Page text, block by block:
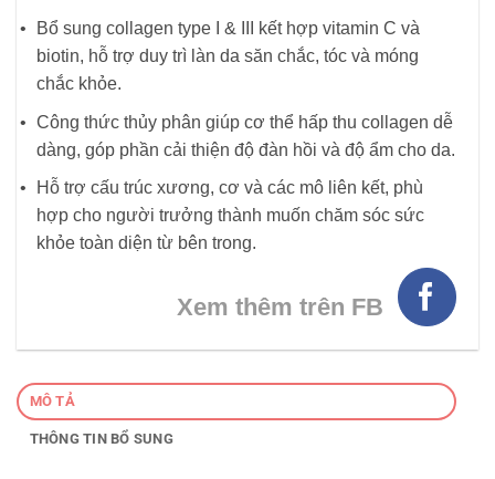
Bổ sung collagen type I & III kết hợp vitamin C và
biotin, hỗ trợ duy trì làn da săn chắc, tóc và móng
chắc khỏe.
Công thức thủy phân giúp cơ thể hấp thu collagen dễ
dàng, góp phần cải thiện độ đàn hồi và độ ẩm cho da.
Hỗ trợ cấu trúc xương, cơ và các mô liên kết, phù
hợp cho người trưởng thành muốn chăm sóc sức
khỏe toàn diện từ bên trong.
Xem thêm trên FB
MÔ TẢ
THÔNG TIN BỔ SUNG